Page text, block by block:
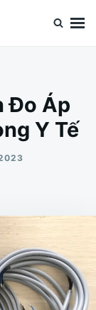
Đo Áp
Y Tế